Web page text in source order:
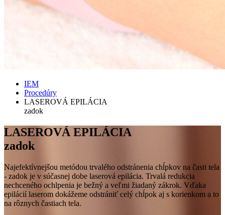
IEM
Procedúry
LASEROVÁ EPILÁCIA
zadok
LASEROVÁ EPILÁCIA
zadok
Najefektívnejšou metódou trvalého odstránenia chĺpkov na časti tela
- zadok je v súčasnej dobe laserová epilácia. Trvalá redukcia
nechceného ochlpenia je bežný a veľmi žiadaný zákrok. Vďaka
epilácií laserom dokážeme odstrániť celý chĺpok aj s korienkom a to
na rôznych častiach tela.